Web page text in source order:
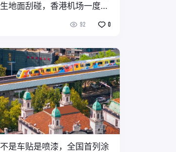
生地面刮碰，香港机场一度关
92 0
不是车贴是喷漆，全国首列涂